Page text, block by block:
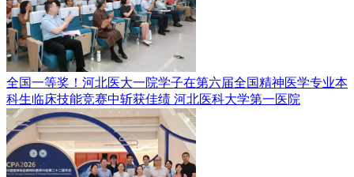
全国一等奖！河北医大一院学子在第六届全国精神医学专业本
科生临床技能竞赛中斩获佳绩 河北医科大学第一医院